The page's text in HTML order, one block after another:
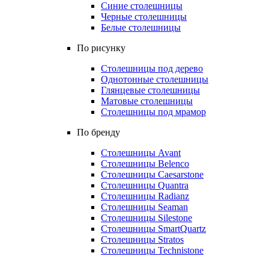
Синие столешницы
Черные столешницы
Белые столешницы
По рисунку
Столешницы под дерево
Однотонные столешницы
Глянцевые столешницы
Матовые столешницы
Столешницы под мрамор
По бренду
Столешницы Avant
Столешницы Belenco
Столешницы Caesarstone
Столешницы Quantra
Столешницы Radianz
Столешницы Seaman
Столешницы Silestone
Столешницы SmartQuartz
Столешницы Stratos
Столешницы Technistone